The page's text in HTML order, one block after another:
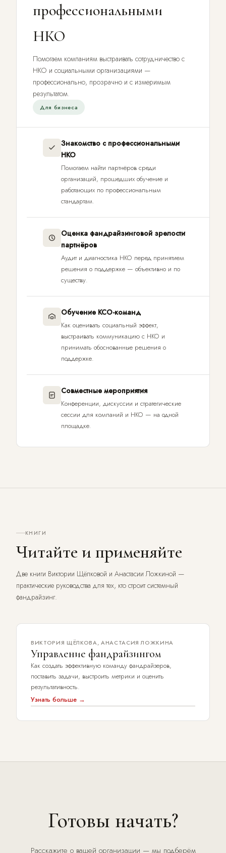
профессиональными
НКО
Помогаем компаниям выстраивать сотрудничество с
НКО и социальными организациями —
профессионально, прозрачно и с измеримым
результатом.
Для бизнеса
Знакомство с профессиональными
НКО
Помогаем найти партнёров среди
организаций, прошедших обучение и
работающих по профессиональным
стандартам.
Оценка фандрайзинговой зрелости
партнёров
Аудит и диагностика НКО перед принятием
решения о поддержке — объективно и по
существу.
Обучение КСО-команд
Как оценивать социальный эффект,
выстраивать коммуникацию с НКО и
принимать обоснованные решения о
поддержке.
Совместные мероприятия
Конференции, дискуссии и стратегические
сессии для компаний и НКО — на одной
площадке.
КНИГИ
Читайте и применяйте
Две книги Виктории Щёлковой и Анастасии Ложкиной —
практические руководства для тех, кто строит системный
фандрайзинг.
ВИКТОРИЯ ЩЁЛКОВА, АНАСТАСИЯ ЛОЖКИНА
Управление фандрайзингом
Как создать эффективную команду фандрайзеров,
поставить задачи, выстроить метрики и оценить
результативность.
Узнать больше →
Готовы начать?
Расскажите о вашей организации — мы подберём